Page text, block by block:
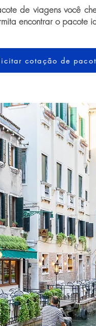
de viagens você
encontrar o pacote
cotação de